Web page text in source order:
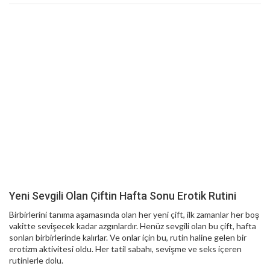
Yeni Sevgili Olan Çiftin Hafta Sonu Erotik Rutini
Birbirlerini tanıma aşamasında olan her yeni çift, ilk zamanlar her boş
vakitte sevişecek kadar azgınlardır. Henüz sevgili olan bu çift, hafta
sonları birbirlerinde kalırlar. Ve onlar için bu, rutin haline gelen bir
erotizm aktivitesi oldu. Her tatil sabahı, sevişme ve seks içeren
rutinlerle dolu.